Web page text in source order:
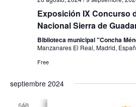
Exposición IX Concurso
Nacional Sierra de
Biblioteca municipal "Concha
Manzanares El Real, Madrid,
Free
septiembre 2024
SÁB